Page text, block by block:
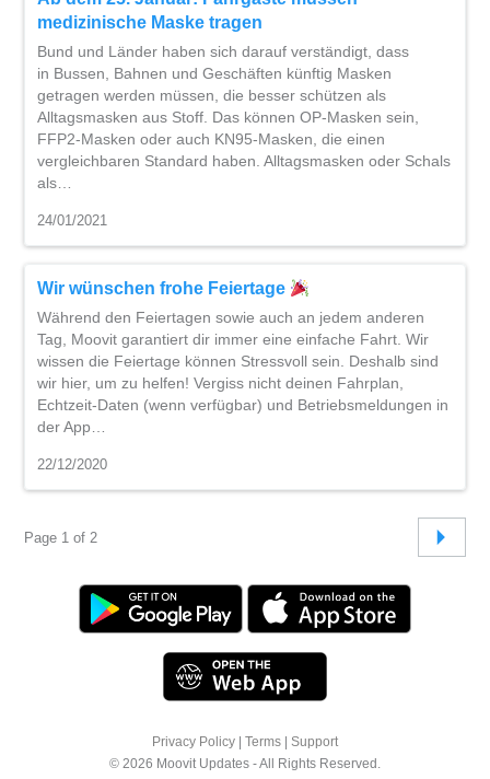
medizinische Maske tragen
Bund und Länder haben sich darauf verständigt, dass
in Bussen, Bahnen und Geschäften künftig Masken
getragen werden müssen, die besser schützen als
Alltagsmasken aus Stoff. Das können OP-Masken sein,
FFP2-Masken oder auch KN95-Masken, die einen
vergleichbaren Standard haben. Alltagsmasken oder Schals
als…
24/01/2021
Wir wünschen frohe Feiertage
Während den Feiertagen sowie auch an jedem anderen
Tag, Moovit garantiert dir immer eine einfache Fahrt. Wir
wissen die Feiertage können Stressvoll sein. Deshalb sind
wir hier, um zu helfen! Vergiss nicht deinen Fahrplan,
Echtzeit-Daten (wenn verfügbar) und Betriebsmeldungen in
der App…
22/12/2020
Page 1 of 2
Privacy Policy Terms
Support
© 2026 Moovit Updates - All Rights Reserved.